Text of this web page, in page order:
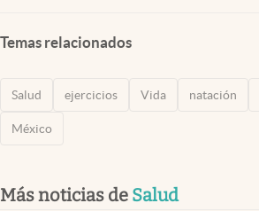
Temas relacionados
Salud ejercicios Vida natación
México
Más noticias de Salud